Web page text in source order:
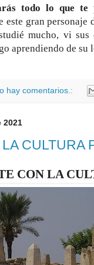
todo lo que te
gran personaje
mucho, vi sus
aprendiendo de su
hay comentarios.:
2021
CULTURA
CON LA